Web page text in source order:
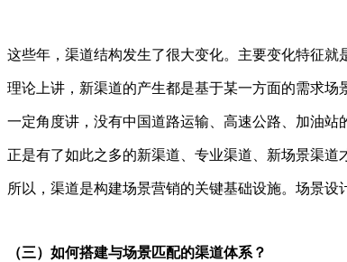
这些年，渠道结构发生了很大变化。主要变化特征就
理论上讲，新渠道的产生都是基于某一方面的需求场
一定角度讲，没有中国道路运输、高速公路、加油
正是有了如此之多的新渠道、专业渠道、新场景渠道
所以，渠道是构建场景营销的关键基础设施。场景
（三）如何搭建与场景匹配的渠道体系？